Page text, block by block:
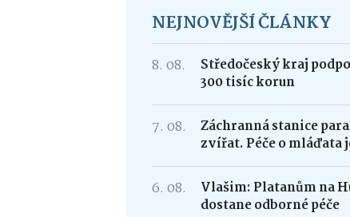
NEJNOVĚJŠÍ ČLÁNKY
8. 08.
Středočeský kraj
300 tisíc korun
7. 08.
Záchranná stanice
zvířat. Péče o mláďata
6. 08.
Vlašim: Platanům na
dostane odborné péče